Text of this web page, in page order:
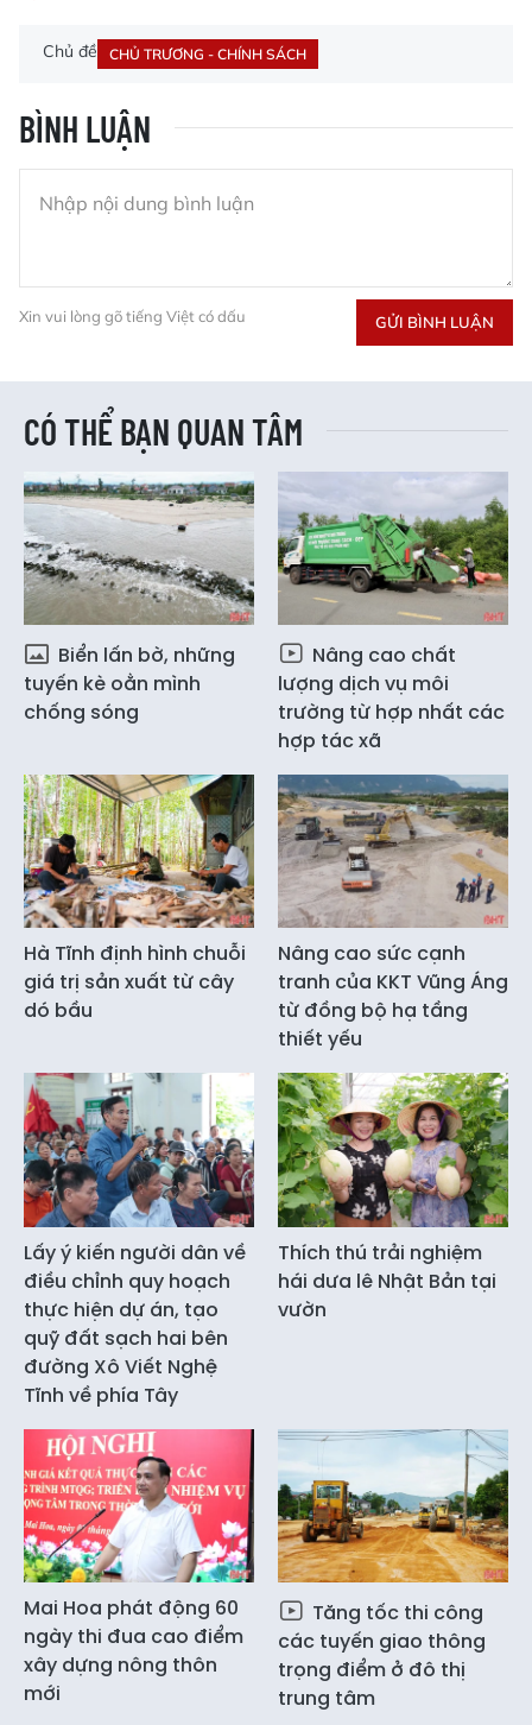
Chủ đề CHỦ TRƯƠNG - CHÍNH SÁCH
BÌNH LUẬN
Xin vui lòng gõ tiếng Việt có dấu GỬI BÌNH LUẬN
CÓ THỂ BẠN QUAN TÂM
Biển lấn bờ, những
tuyến kè oằn mình
chống sóng
Nâng cao chất
lượng dịch vụ môi
trường từ hợp nhất các
hợp tác xã
Hà Tĩnh định hình chuỗi
giá trị sản xuất từ cây
dó bầu
Nâng cao sức cạnh
tranh của KKT Vũng Áng
từ đồng bộ hạ tầng
thiết yếu
Lấy ý kiến người dân về
điều chỉnh quy hoạch
thực hiện dự án, tạo
quỹ đất sạch hai bên
đường Xô Viết Nghệ
Tĩnh về phía Tây
Thích thú trải nghiệm
hái dưa lê Nhật Bản tại
vườn
Mai Hoa phát động 60
ngày thi đua cao điểm
xây dựng nông thôn
mới
Tăng tốc thi công
các tuyến giao thông
trọng điểm ở đô thị
trung tâm